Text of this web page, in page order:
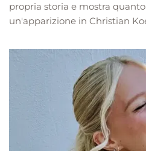
propria storia e mostra
un'apparizione in Christian